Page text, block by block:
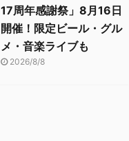
17周年感謝祭」8月16日
開催！限定ビール・グル
メ・音楽ライブも
2026/8/8